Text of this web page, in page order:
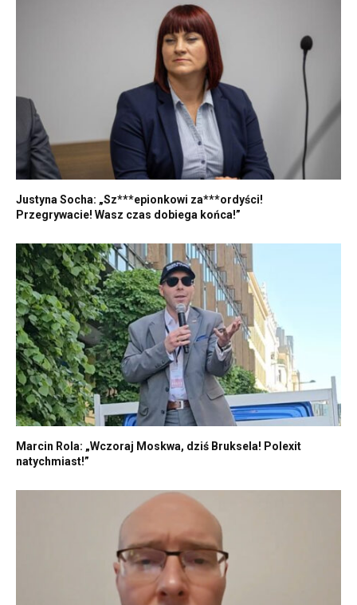
Justyna Socha: „Sz***epionkowi za***ordyści!
Przegrywacie! Wasz czas dobiega końca!”
Marcin Rola: „Wczoraj Moskwa, dziś Bruksela! Polexit
natychmiast!”